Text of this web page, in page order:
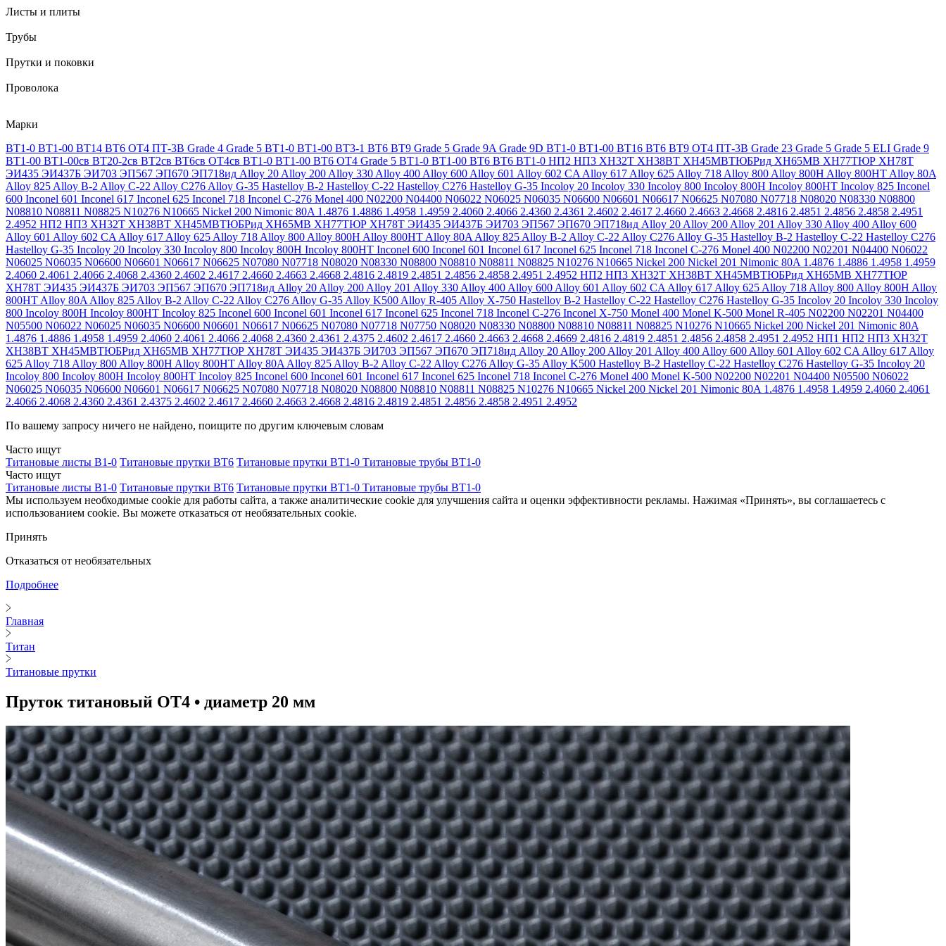
Листы и плиты
Трубы
Прутки и поковки
Проволока
Марки
ВТ1-0 ВТ1-00 ВТ14 ВТ6 ОТ4 ПТ-3В Grade 4 Grade 5 ВТ1-0 ВТ1-00 ВТ3-1 ВТ6 ВТ9 Grade 5 Grade 9A Grade 9D ВТ1-0 ВТ1-00 ВТ16 ВТ6 ВТ9 ОТ4 ПТ-3В Grade 23 Grade 5 Grade 5 ELI Grade 9
ВТ1-00 ВТ1-00св ВТ20-2св ВТ2св ВТ6св ОТ4св ВТ1-0 ВТ1-00 ВТ6 ОТ4 Grade 5 ВТ1-0 ВТ1-00 ВТ6 ВТ6 ВТ1-0 НП2 НП3 ХН32Т ХН38ВТ ХН45МВТЮБРид ХН65МВ ХН77ТЮР ХН78Т
ЭИ435 ЭИ437Б ЭИ703 ЭП567 ЭП670 ЭП718ид Alloy 20 Alloy 200 Alloy 330 Alloy 400 Alloy 600 Alloy 601 Alloy 602 CA Alloy 617 Alloy 625 Alloy 718 Alloy 800 Alloy 800H Alloy 800HT Alloy 80A
Alloy 825 Alloy B-2 Alloy C-22 Alloy C276 Alloy G-35 Hastelloy B-2 Hastelloy C-22 Hastelloy C276 Hastelloy G-35 Incoloy 20 Incoloy 330 Incoloy 800 Incoloy 800H Incoloy 800HT Incoloy 825 Inconel
600 Inconel 601 Inconel 617 Inconel 625 Inconel 718 Inconel C-276 Monel 400 N02200 N04400 N06022 N06025 N06035 N06600 N06601 N06617 N06625 N07080 N07718 N08020 N08330 N08800
N08810 N08811 N08825 N10276 N10665 Nickel 200 Nimonic 80A 1.4876 1.4886 1.4958 1.4959 2.4060 2.4066 2.4360 2.4361 2.4602 2.4617 2.4660 2.4663 2.4668 2.4816 2.4851 2.4856 2.4858 2.4951
2.4952 НП2 НП3 ХН32Т ХН38ВТ ХН45МВТЮБРид ХН65МВ ХН77ТЮР ХН78Т ЭИ435 ЭИ437Б ЭИ703 ЭП567 ЭП670 ЭП718ид Alloy 20 Alloy 200 Alloy 201 Alloy 330 Alloy 400 Alloy 600
Alloy 601 Alloy 602 CA Alloy 617 Alloy 625 Alloy 718 Alloy 800 Alloy 800H Alloy 800HT Alloy 80A Alloy 825 Alloy B-2 Alloy C-22 Alloy C276 Alloy G-35 Hastelloy B-2 Hastelloy C-22 Hastelloy C276
Hastelloy G-35 Incoloy 20 Incoloy 330 Incoloy 800 Incoloy 800H Incoloy 800HT Inconel 600 Inconel 601 Inconel 617 Inconel 625 Inconel 718 Inconel C-276 Monel 400 N02200 N02201 N04400 N06022
N06025 N06035 N06600 N06601 N06617 N06625 N07080 N07718 N08020 N08330 N08800 N08810 N08811 N08825 N10276 N10665 Nickel 200 Nickel 201 Nimonic 80A 1.4876 1.4886 1.4958 1.4959
2.4060 2.4061 2.4066 2.4068 2.4360 2.4602 2.4617 2.4660 2.4663 2.4668 2.4816 2.4819 2.4851 2.4856 2.4858 2.4951 2.4952 НП2 НП3 ХН32Т ХН38ВТ ХН45МВТЮБРид ХН65МВ ХН77ТЮР
ХН78Т ЭИ435 ЭИ437Б ЭИ703 ЭП567 ЭП670 ЭП718ид Alloy 20 Alloy 200 Alloy 201 Alloy 330 Alloy 400 Alloy 600 Alloy 601 Alloy 602 CA Alloy 617 Alloy 625 Alloy 718 Alloy 800 Alloy 800H Alloy
800HT Alloy 80A Alloy 825 Alloy B-2 Alloy C-22 Alloy C276 Alloy G-35 Alloy K500 Alloy R-405 Alloy X-750 Hastelloy B-2 Hastelloy C-22 Hastelloy C276 Hastelloy G-35 Incoloy 20 Incoloy 330 Incoloy
800 Incoloy 800H Incoloy 800HT Incoloy 825 Inconel 600 Inconel 601 Inconel 617 Inconel 625 Inconel 718 Inconel C-276 Inconel X-750 Monel 400 Monel K-500 Monel R-405 N02200 N02201 N04400
N05500 N06022 N06025 N06035 N06600 N06601 N06617 N06625 N07080 N07718 N07750 N08020 N08330 N08800 N08810 N08811 N08825 N10276 N10665 Nickel 200 Nickel 201 Nimonic 80A
1.4876 1.4886 1.4958 1.4959 2.4060 2.4061 2.4066 2.4068 2.4360 2.4361 2.4375 2.4602 2.4617 2.4660 2.4663 2.4668 2.4669 2.4816 2.4819 2.4851 2.4856 2.4858 2.4951 2.4952 НП1 НП2 НП3 ХН32Т
ХН38ВТ ХН45МВТЮБРид ХН65МВ ХН77ТЮР ХН78Т ЭИ435 ЭИ437Б ЭИ703 ЭП567 ЭП670 ЭП718ид Alloy 20 Alloy 200 Alloy 201 Alloy 400 Alloy 600 Alloy 601 Alloy 602 CA Alloy 617 Alloy
625 Alloy 718 Alloy 800 Alloy 800H Alloy 800HT Alloy 80A Alloy 825 Alloy B-2 Alloy C-22 Alloy C276 Alloy G-35 Alloy K500 Hastelloy B-2 Hastelloy C-22 Hastelloy C276 Hastelloy G-35 Incoloy 20
Incoloy 800 Incoloy 800H Incoloy 800HT Incoloy 825 Inconel 600 Inconel 601 Inconel 617 Inconel 625 Inconel 718 Inconel C-276 Monel 400 Monel K-500 N02200 N02201 N04400 N05500 N06022
N06025 N06035 N06600 N06601 N06617 N06625 N07080 N07718 N08020 N08800 N08810 N08811 N08825 N10276 N10665 Nickel 200 Nickel 201 Nimonic 80A 1.4876 1.4958 1.4959 2.4060 2.4061
2.4066 2.4068 2.4360 2.4361 2.4375 2.4602 2.4617 2.4660 2.4663 2.4668 2.4816 2.4819 2.4851 2.4856 2.4858 2.4951 2.4952
По вашему запросу ничего не найдено, поищите по другим ключевым словам
Часто ищут
Титановые листы В1-0 Титановые прутки ВТ6 Титановые прутки ВТ1-0 Титановые трубы ВТ1-0
Часто ищут
Титановые листы В1-0 Титановые прутки ВТ6 Титановые прутки ВТ1-0 Титановые трубы ВТ1-0
Мы используем необходимые cookie для работы сайта, а также аналитические cookie для улучшения сайта и оценки эффективности рекламы. Нажимая «Принять», вы соглашаетесь с
использованием cookie. Вы можете отказаться от необязательных cookie.
Принять
Отказаться от необязательных
Подробнее
Главная
Титан
Титановые прутки
Пруток титановый ОТ4 • диаметр 20 мм